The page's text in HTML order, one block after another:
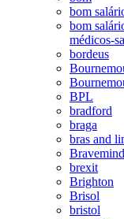
bom
bom
médicos-
bordeus
BPL
bradford
braga
bras and
Bravemind
brexit
Brighton
Brisol
bristol